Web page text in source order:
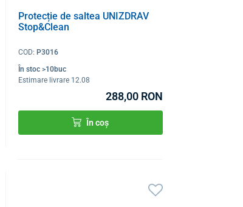
Protecție de saltea UNIZDRAV
Stop&Clean
COD: P3016
În stoc >10buc
Estimare livrare 12.08
288,00 RON
În coș